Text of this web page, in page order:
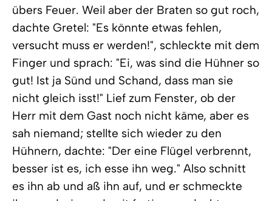
übers Feuer. Weil aber der Braten so gut roch,
dachte Gretel: "Es könnte etwas fehlen,
versucht muss er werden!", schleckte mit dem
Finger und sprach: "Ei, was sind die Hühner so
gut! Ist ja Sünd und Schand, dass man sie
nicht gleich isst!" Lief zum Fenster, ob der
Herr mit dem Gast noch nicht käme, aber es
sah niemand; stellte sich wieder zu den
Hühnern, dachte: "Der eine Flügel verbrennt,
besser ist es, ich esse ihn weg." Also schnitt
es ihn ab und aß ihn auf, und er schmeckte